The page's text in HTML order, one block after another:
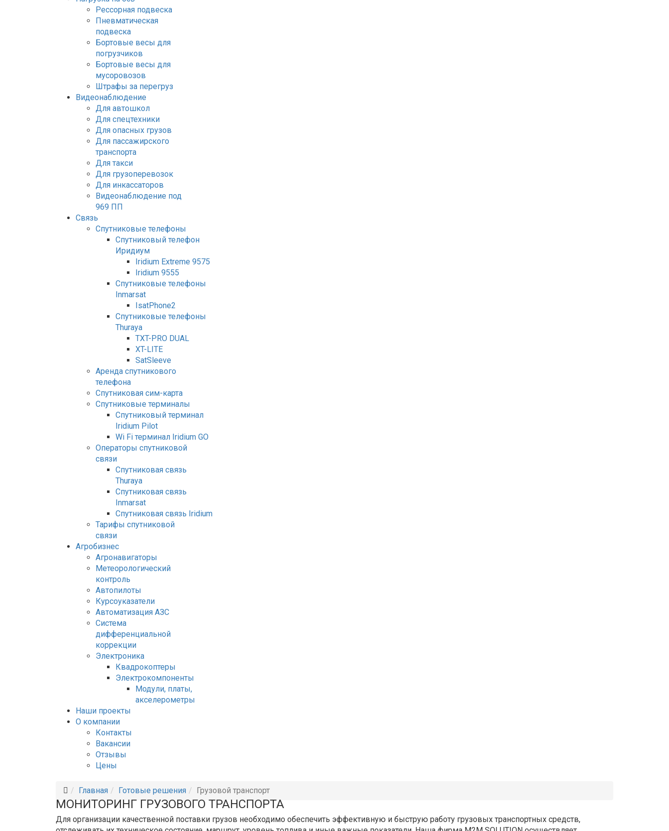
Рессорная подвеска
Пневматическая
подвеска
Бортовые весы для
погрузчиков
Бортовые весы для
мусоровозов
Штрафы за перегруз
Видеонаблюдение
Для автошкол
Для спецтехники
Для опасных грузов
Для пассажирского
транспорта
Для такси
Для грузоперевозок
Для инкассаторов
Видеонаблюдение под
969 ПП
Связь
Спутниковые телефоны
Спутниковый телефон
Иридиум
Iridium Extreme 9575
Iridium 9555
Спутниковые телефоны
Inmarsat
IsatPhone2
Спутниковые телефоны
Thuraya
TXT-PRO DUAL
XT-LITE
SatSleeve
Аренда спутникового
телефона
Спутниковая сим-карта
Спутниковые терминалы
Спутниковый терминал
Iridium Pilot
Wi Fi терминал Iridium GO
Операторы спутниковой
связи
Спутниковая связь
Thuraya
Спутниковая связь
Inmarsat
Спутниковая связь Iridium
Тарифы спутниковой
связи
Агробизнес
Агронавигаторы
Метеорологический
контроль
Автопилоты
Курсоуказатели
Автоматизация АЗС
Система
дифференциальной
коррекции
Электроника
Квадрокоптеры
Электрокомпоненты
Модули, платы,
акселерометры
Наши проекты
О компании
Контакты
Вакансии
Отзывы
Цены
Главная Готовые решения Грузовой транспорт
МОНИТОРИНГ ГРУЗОВОГО ТРАНСПОРТА
Для организации качественной поставки грузов необходимо обеспечить эффективную и быструю работу грузовых транспортных средств,